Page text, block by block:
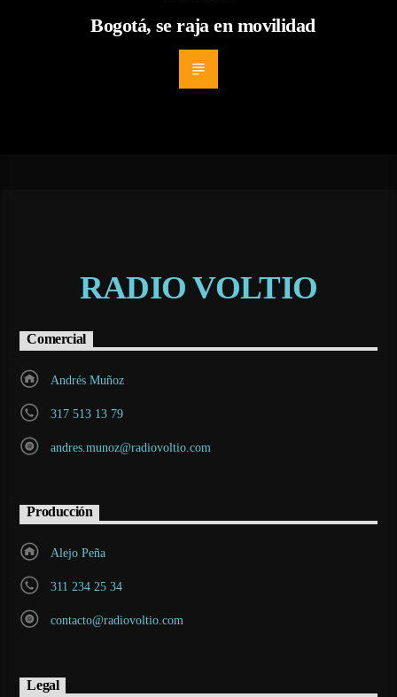
Bogotá, se raja en movilidad
RADIO VOLTIO
Comercial
Andrés Muñoz
317 513 13 79
andres.munoz@radiovoltio.com
Producción
Alejo Peña
311 234 25 34
contacto@radiovoltio.com
Legal